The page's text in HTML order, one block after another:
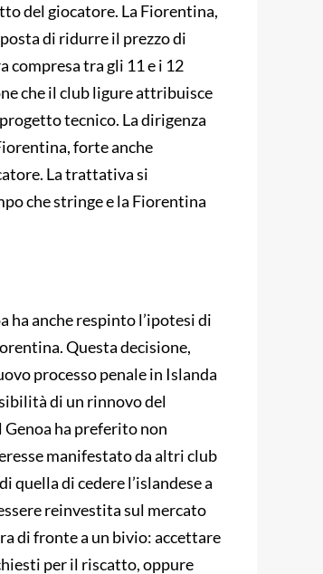
del giocatore. La Fiorentina,
di ridurre il prezzo di
compresa tra gli 11 e i 12
che il club ligure attribuisce
tecnico. La dirigenza
forte anche
La trattativa si
che stringe e la Fiorentina
ha anche respinto l’ipotesi di
Questa decisione,
processo penale in Islanda
di un rinnovo del
ha preferito non
manifestato da altri club
quella di cedere l’islandese a
reinvestita sul mercato
di fronte a un bivio: accettare
per il riscatto, oppure